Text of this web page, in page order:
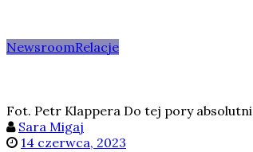
NewsroomRelacje
Fot. Petr Klappera Do tej pory
Sara Migaj
14 czerwca, 2023